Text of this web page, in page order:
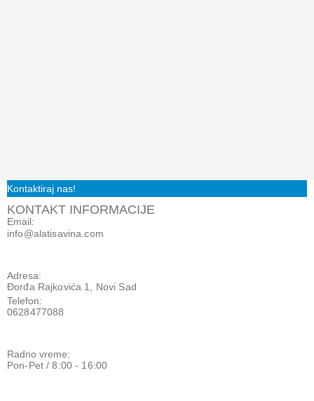
Kontaktiraj nas!
KONTAKT INFORMACIJE
Email:
info@alatisavina.com
Adresa:
Đorđa Rajkovića 1, Novi Sad
Telefon:
0628477088
Radno vreme:
Pon-Pet / 8:00 - 16:00